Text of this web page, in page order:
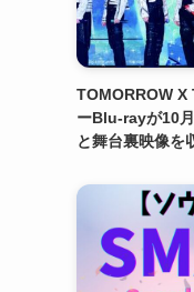
TOMORROW X
ーBlu-rayが10
と舞台裏映像を